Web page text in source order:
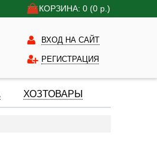
КОРЗИНА: 0 (0 р.)
ВХОД НА САЙТ
РЕГИСТРАЦИЯ
ХОЗТОВАРЫ